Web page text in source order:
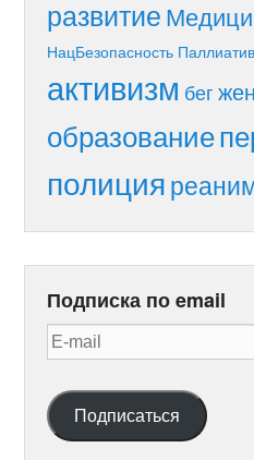
развитие
НацБезопасность Паллиатив
активизм бег
образование
полиция
Подписка по email
E-
mail
Подписаться